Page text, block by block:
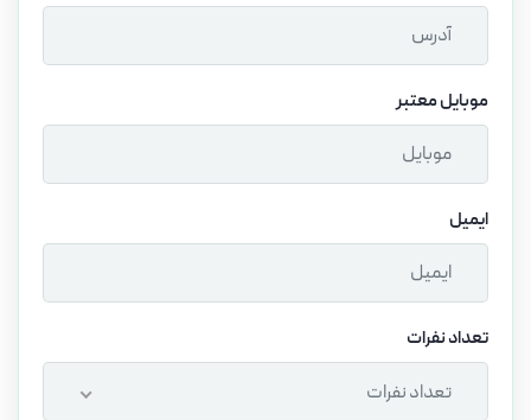
موبایل معتبر
ایمیل
تعداد نفرات
تعداد نفرات